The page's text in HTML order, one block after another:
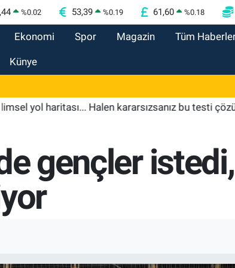
%0.02 53,39 %0.19 61,60 %0.18
Ekonomi Spor Magazin Tüm
Künye
Halen kararsızsanız bu testi çözün!
gençler